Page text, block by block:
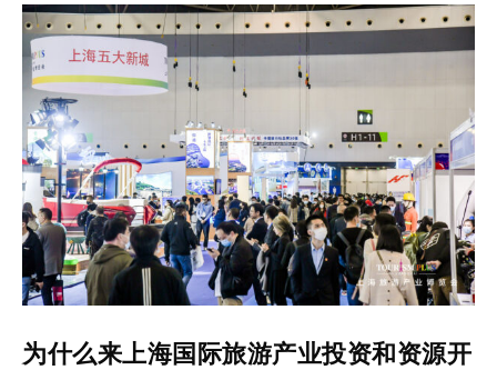
为什么来上海国际旅游产业投资和资源开